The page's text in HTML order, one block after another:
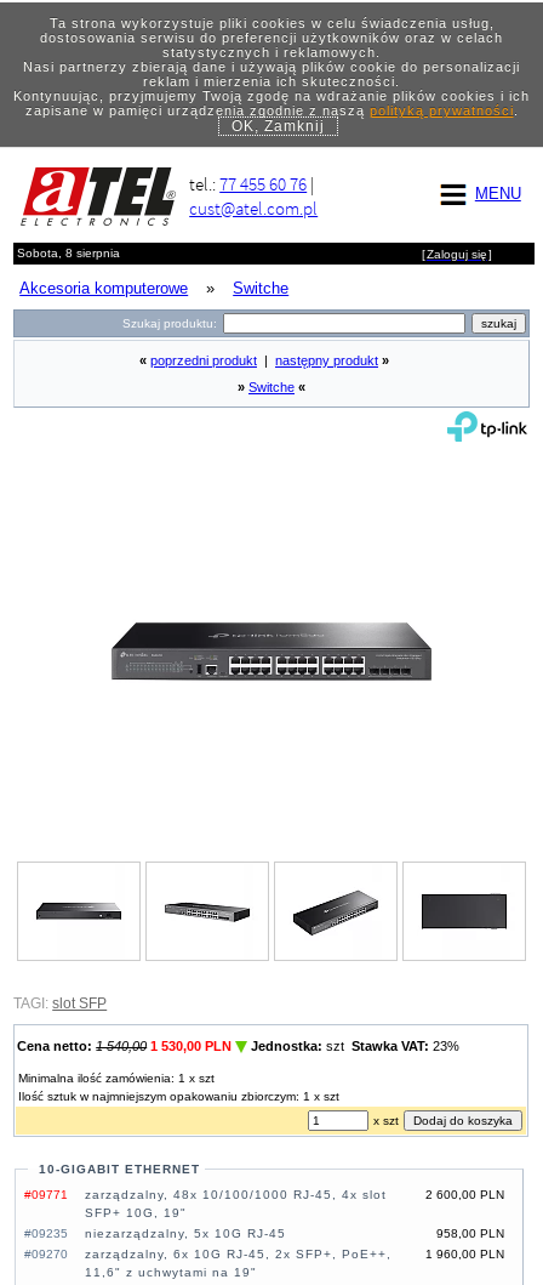
Ta strona wykorzystuje pliki cookies w celu świadczenia usług,
dostosowania serwisu do preferencji użytkowników oraz w celach
statystycznych i reklamowych.
Nasi partnerzy zbierają dane i używają plików cookie do personalizacji
reklam i mierzenia ich skuteczności.
Kontynuując, przyjmujemy Twoją zgodę na wdrażanie plików cookies i ich
zapisane w pamięci urządzenia zgodnie z naszą polityką prywatności.
OK, Zamknij
MENU
tel.:77 455 60 76 |
cust@atel.com.pl
Sobota, 8 sierpnia [Zaloguj się]
Akcesoria komputerowe » Switche
Szukaj produktu:
« poprzedni produkt następny produkt »
» Switche «
TAGI:slot SFP
Cena netto: 1 540,00 1 530,00 PLN Jednostka: sztStawka VAT: 23%
Minimalna ilość zamówienia: 1 x szt
Ilość sztuk w najmniejszym opakowaniu zbiorczym: 1 x szt
x szt
10-GIGABIT ETHERNET
#09771
2 600,00 PLN
zarządzalny, 48x 10/100/1000 RJ-45, 4x slot
SFP+ 10G, 19"
#09235
958,00 PLN
niezarządzalny, 5x 10G RJ-45
#09270
1 960,00 PLN
zarządzalny, 6x 10G RJ-45, 2x SFP+, PoE++,
11,6" z uchwytami na 19"